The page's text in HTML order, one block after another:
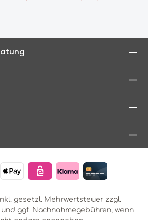
gesetzl. Mehrwertsteuer zzgl.
und ggf. Nachnahmegebühren, wenn